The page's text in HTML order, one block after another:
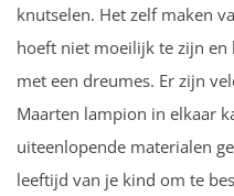
knutselen. Het zelf maken
hoeft niet moeilijk te zijn en
met een dreumes. Er zijn
Maarten lampion in elkaar
uiteenlopende materialen
leeftijd van je kind om te